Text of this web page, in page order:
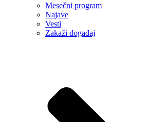
Mesečni program
Najave
Vesti
Zakaži događaj